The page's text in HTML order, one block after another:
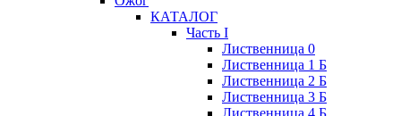
КАТАЛОГ
Часть I
Лиственница 0
Лиственница 1 Б
Лиственница 2 Б
Лиственница 3 Б
Лиственница 4 Б